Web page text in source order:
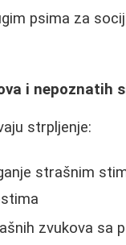
psima za
i nepoznatih
strpljenje:
strašnim
zvukova sa